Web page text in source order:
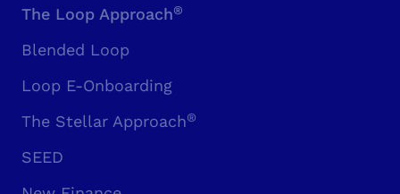
The Loop Approach®
Blended Loop
Loop E-Onboarding
The Stellar Approach®
SEED